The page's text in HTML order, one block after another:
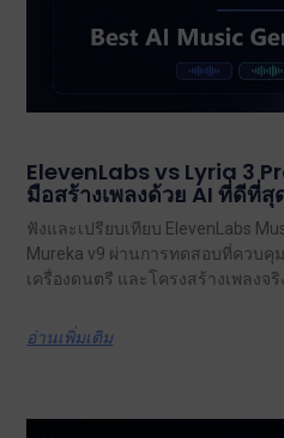
ElevenLabs vs Lyria 3
มือสร้างเพลงด้วย AI ที่ดีที่สุ
ฟังและเปรียบเทียบ ElevenLabs
Mureka v9 ผ่านการทดสอบที่ควบคุ
เครื่องดนตรี และโครงสร้างเพลงจริ
อ่านเพิ่มเติม